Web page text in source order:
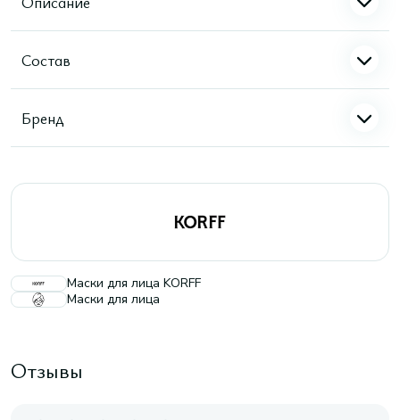
Состав
Бренд
Маски для лица KORFF
Маски для лица
Отзывы